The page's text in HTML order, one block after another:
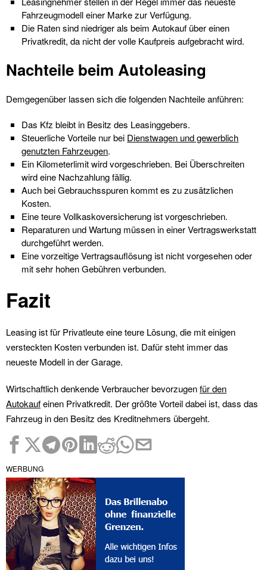
Fahrzeugmodell einer Marke zur Verfügung.
Die Raten sind niedriger als beim Autokauf über einen
Privatkredit, da nicht der volle Kaufpreis aufgebracht wird.
Nachteile beim Autoleasing
Demgegenüber lassen sich die folgenden Nachteile anführen:
Das Kfz bleibt in Besitz des Leasinggebers.
Steuerliche Vorteile nur bei Dienstwagen und gewerblich
genutzten Fahrzeugen.
Ein Kilometerlimit wird vorgeschrieben. Bei Überschreiten
wird eine Nachzahlung fällig.
Auch bei Gebrauchsspuren kommt es zu zusätzlichen
Kosten.
Eine teure Vollkaskoversicherung ist vorgeschrieben.
Reparaturen und Wartung müssen in einer Vertragswerkstatt
durchgeführt werden.
Eine vorzeitige Vertragsauflösung ist nicht vorgesehen oder
mit sehr hohen Gebühren verbunden.
Fazit
Leasing ist für Privatleute eine teure Lösung, die mit einigen
versteckten Kosten verbunden ist. Dafür steht immer das
neueste Modell in der Garage.
Wirtschaftlich denkende Verbraucher bevorzugenfür den
Autokaufeinen Privatkredit. Der größte Vorteil dabei ist, dass das
Fahrzeug in den Besitz des Kreditnehmers übergeht.
WERBUNG